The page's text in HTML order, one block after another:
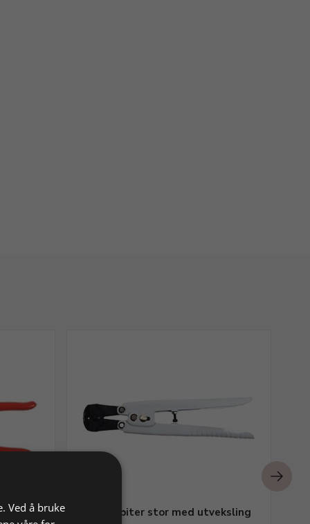
Tverravbiter stor med utveksling
Ved å bruke